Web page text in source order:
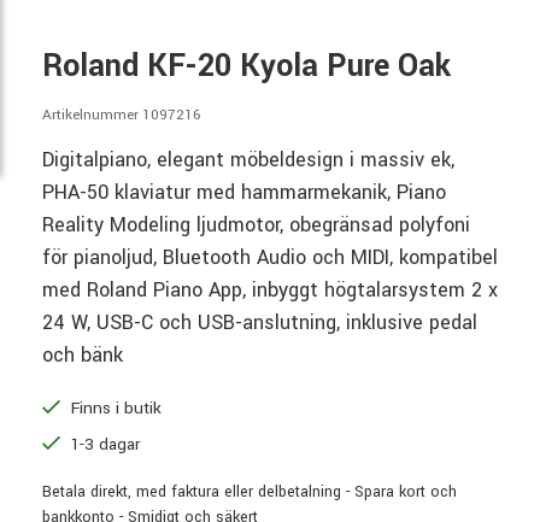
Roland KF-20 Kyola Pure Oak
Artikelnummer 1097216
Digitalpiano, elegant möbeldesign i massiv ek,
PHA-50 klaviatur med hammarmekanik, Piano
Reality Modeling ljudmotor, obegränsad polyfoni
för pianoljud, Bluetooth Audio och MIDI, kompatibel
med Roland Piano App, inbyggt högtalarsystem 2 x
24 W, USB-C och USB-anslutning, inklusive pedal
och bänk
Finns i butik
1-3 dagar
Betala direkt, med faktura eller delbetalning - Spara kort och
bankkonto - Smidigt och säkert